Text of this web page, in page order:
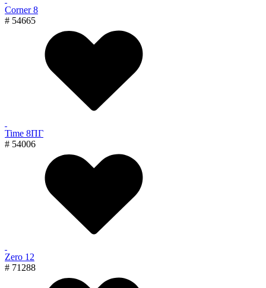
Corner 8
# 54665
Time 8ПГ
# 54006
Zero 12
# 71288